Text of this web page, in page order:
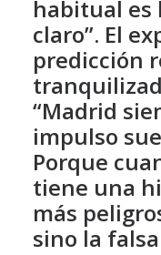
habitual es
claro”. El
predicción
“Madrid
impulso
Porque
tiene una
más
sino la